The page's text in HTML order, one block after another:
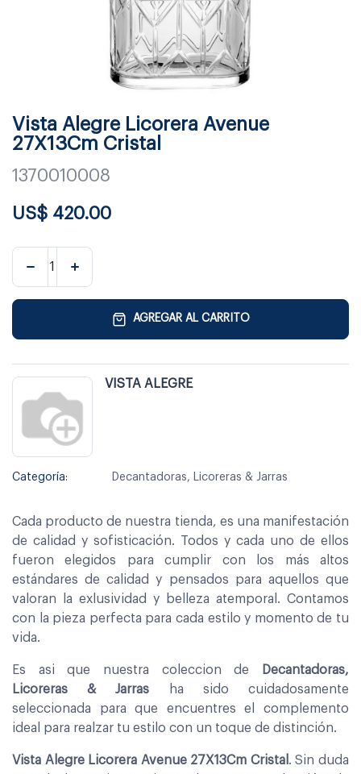
Vista Alegre Licorera Avenue
27X13Cm Cristal
1370010008
US$ 420.00
AGREGAR AL CARRITO
VISTA ALEGRE
Categoría: Decantadoras, Licoreras & Jarras
Cada producto de nuestra tienda, es una manifestación
de calidad y sofisticación. Todos y cada uno de ellos
fueron elegidos para cumplir con los más altos
estándares de calidad y pensados para aquellos que
valoran la exlusividad y belleza atemporal. Contamos
con la pieza perfecta para cada estilo y momento de tu
vida.
Es asi que nuestra coleccion de
Decantadoras,
Licoreras & Jarras ha sido cuidadosamente
seleccionada para que encuentres el complemento
ideal para realzar tu estilo con un toque de distinción.
Vista Alegre Licorera Avenue 27X13Cm Cristal . Sin duda